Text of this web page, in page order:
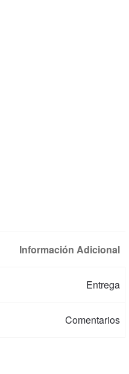
Información Adicional
Entrega
Comentarios